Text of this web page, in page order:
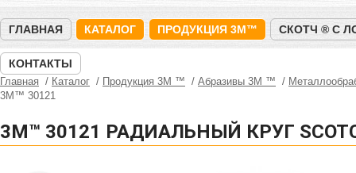
ГЛАВНАЯ КАТАЛОГ ПРОДУКЦИЯ 3M™ СКОТЧ ® С
КОНТАКТЫ
Главная Каталог Продукция 3M ™ Абразивы 3М ™
3M™ 30121
3M™ 30121 РАДИАЛЬНЫЙ КРУГ